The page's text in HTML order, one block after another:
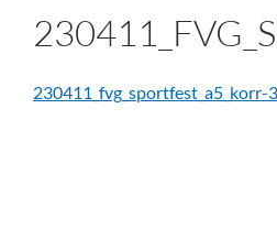
230411_fvg_sportfest_a5_korr-